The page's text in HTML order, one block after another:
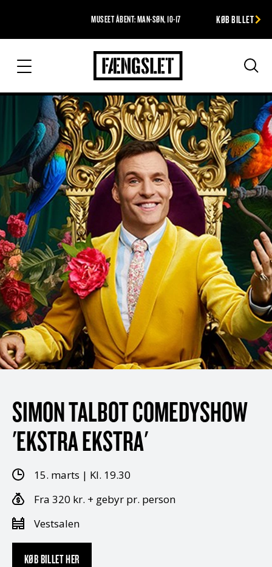
MUSEET ÅBENT: MAN-SØN, 10-17 KØB BILLET
Fængslet
Søg
SIMON TALBOT COMEDYSHOW
'EKSTRA EKSTRA'
15. marts | Kl. 19.30
Fra 320 kr. + gebyr pr. person
Vestsalen
KØB BILLET HER